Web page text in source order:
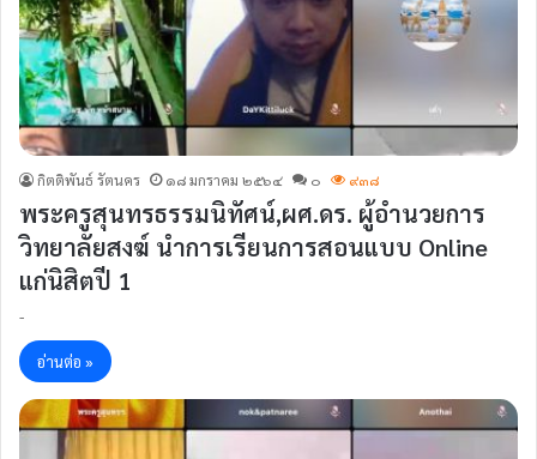
กิตติพันธ์ รัตนคร ๑๘ มกราคม ๒๕๖๔ ๐ ๙๓๘
พระครูสุนทรธรรมนิทัศน์,ผศ.ดร. ผู้อำนวยการ
วิทยาลัยสงฆ์ นำการเรียนการสอนแบบ Online
แก่นิสิตปี 1
-
อ่านต่อ »